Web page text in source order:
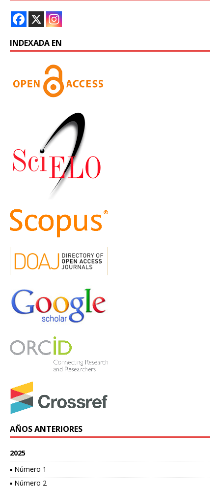
INDEXADA EN
AÑOS ANTERIORES
2025
▪ Número 1
▪ Número 2